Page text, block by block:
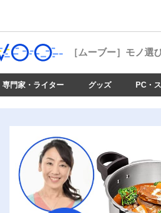
［ムーブー］ モノ選
専門家・ライター グッズ PC・